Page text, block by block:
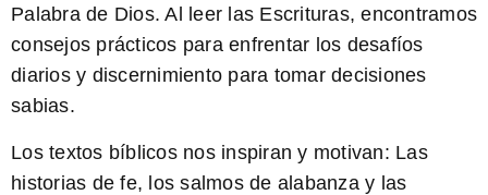
Palabra de Dios. Al leer las Escrituras, encontramos
consejos prácticos para enfrentar los desafíos
diarios y discernimiento para tomar decisiones
sabias.
Los textos bíblicos nos inspiran y motivan: Las
historias de fe, los salmos de alabanza y las